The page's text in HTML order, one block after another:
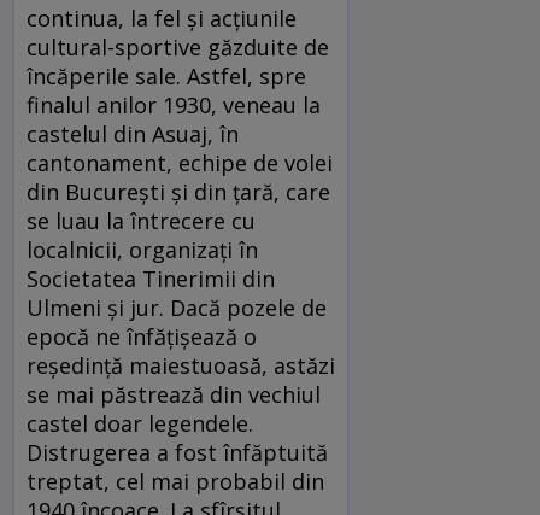
continua, la fel şi acţiunile
cultural-sportive găzduite de
încăperile sale. Astfel, spre
finalul anilor 1930, veneau la
castelul din Asuaj, în
cantonament, echipe de volei
din Bucureşti şi din ţară, care
se luau la întrecere cu
localnicii, organizaţi în
Societatea Tinerimii din
Ulmeni şi jur. Dacă pozele de
epocă ne înfăţişează o
reşedinţă maiestuoasă, astăzi
se mai păstrează din vechiul
castel doar legendele.
Distrugerea a fost înfăptuită
treptat, cel mai probabil din